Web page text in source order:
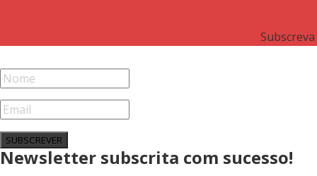
SUBSCREVER
Newsletter subscrita com sucesso!